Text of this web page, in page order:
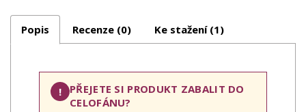
Popis Recenze (0) Ke stažení (1)
!
PŘEJETE SI PRODUKT ZABALIT DO
CELOFÁNU?